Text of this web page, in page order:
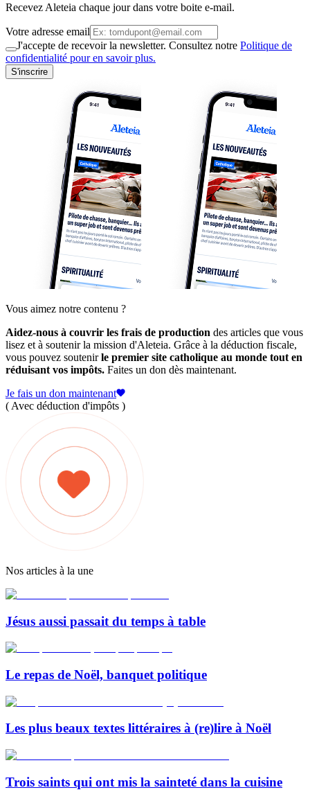
Recevez Aleteia chaque jour dans votre boite e-mail.
Votre adresse email
J'accepte de recevoir la newsletter. Consultez notre Politique de
confidentialité pour en savoir plus.
S'inscrire
Vous aimez notre contenu ?
Aidez-nous à couvrir les frais de production des articles que vous
lisez et à soutenir la mission d'Aleteia. Grâce à la déduction fiscale,
vous pouvez soutenirle premier site catholique au monde tout en
réduisant vos impôts. Faites un don dès maintenant.
Je fais un don maintenant
( Avec déduction d'impôts )
Nos articles à la une
Jésus aussi passait du temps à table
Le repas de Noël, banquet politique
Les plus beaux textes littéraires à (re)lire à Noël
Trois saints qui ont mis la sainteté dans la cuisine